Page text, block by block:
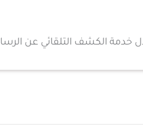
خدمة الكشف التلقائي عن